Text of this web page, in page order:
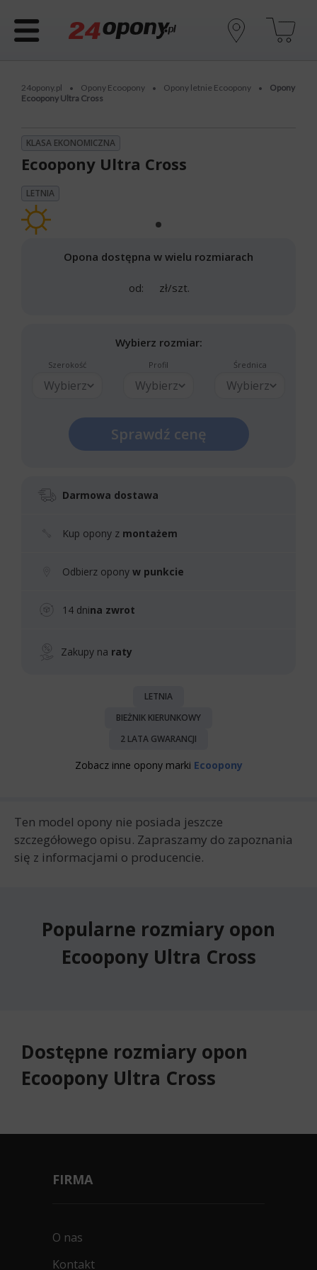
24opony.pl • Opony Ecoopony • Opony letnie Ecoopony •
Opony
Ecoopony Ultra Cross
KLASA EKONOMICZNA
Ecoopony Ultra Cross
LETNIA
Opona dostępna w wielu rozmiarach
od: zł/szt.
Wybierz rozmiar:
Szerokość
Wybierz
Profil
Wybierz
Średnica
Wybierz
Sprawdź cenę
Darmowa dostawa
Kup opony z montażem
Odbierz opony w punkcie
14 dnina zwrot
Zakupy na raty
LETNIA
BIEŻNIK KIERUNKOWY
2 LATA GWARANCJI
Zobacz inne opony marki Ecoopony
Ten model opony nie posiada jeszcze
szczegółowego opisu. Zapraszamy do zapoznania
się z informacjami o producencie.
Popularne rozmiary opon
Ecoopony Ultra Cross
Dostępne rozmiary opon
Ecoopony Ultra Cross
FIRMA
O nas
Kontakt